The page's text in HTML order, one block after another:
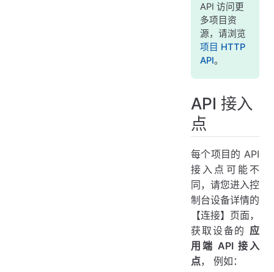
API 访问更
多项目资
源，请浏览
项目 HTTP
API。
API 接入
点
每个项目的 API
接入点可能不
同，请您进入控
制台设备详情的
【连接】页面，
获取设备的 应
用端 API 接入
点， 例如：